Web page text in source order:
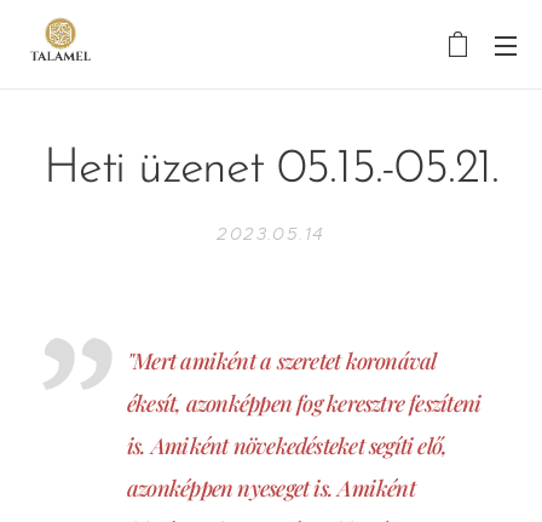
Heti üzenet 05.15.-05.21.
2023.05.14
"Mert amiként a szeretet koronával
ékesít, azonképpen fog keresztre feszíteni
is. Amiként növekedésteket segíti elő,
azonképpen nyeseget is. Amiként